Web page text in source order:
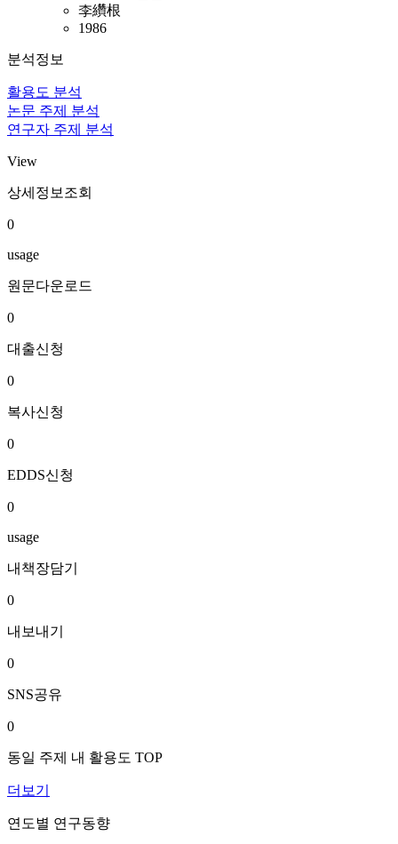
李纘根
1986
분석정보
활용도 분석
논문 주제 분석
연구자 주제 분석
View
상세정보조회
0
usage
원문다운로드
0
대출신청
0
복사신청
0
EDDS신청
0
usage
내책장담기
0
내보내기
0
SNS공유
0
동일 주제 내 활용도 TOP
더보기
연도별 연구동향